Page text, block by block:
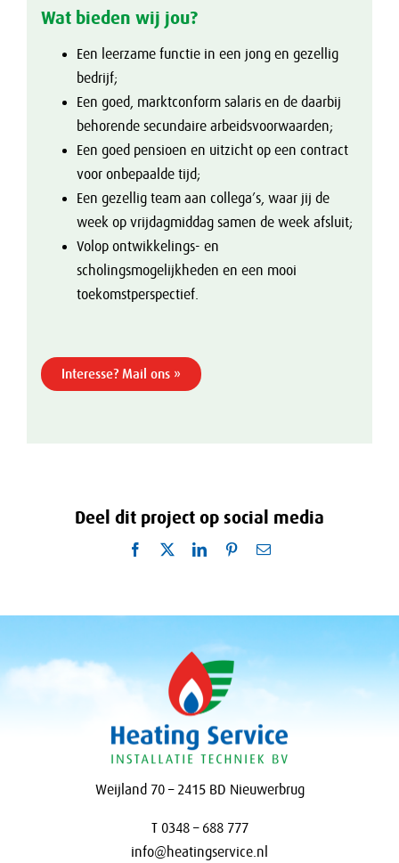
Wat bieden wij jou?
Een leerzame functie in een jong en gezellig
bedrijf;
Een goed, marktconform salaris en de daarbij
behorende secundaire arbeidsvoorwaarden;
Een goed pensioen en uitzicht op een contract
voor onbepaalde tijd;
Een gezellig team aan collega’s, waar jij de
week op vrijdagmiddag samen de week afsluit;
Volop ontwikkelings- en
scholingsmogelijkheden en een mooi
toekomstperspectief.
Interesse? Mail ons »
Deel dit project op social media
Facebook LinkedInPinterest
E-
Weijland 70 – 2415 BD Nieuwerbrug
T 0348 – 688 777
info@heatingservice.nl